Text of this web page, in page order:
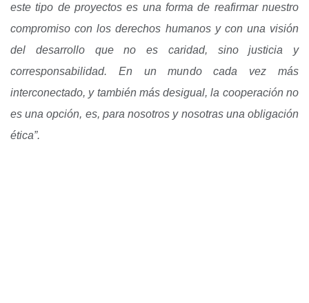
este tipo de proyectos es una forma de reafirmar nuestro
compromiso con los derechos humanos y con una visión
del desarrollo que no es caridad, sino justicia y
corresponsabilidad. En un mundo cada vez más
interconectado, y también más desigual, la cooperación no
es una opción, es, para nosotros y nosotras una obligación
ética”.